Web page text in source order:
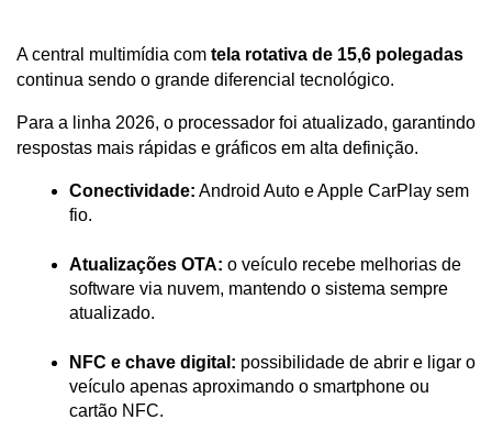
A central multimídia com tela rotativa de 15,6 polegadas
continua sendo o grande diferencial tecnológico.
Para a linha 2026, o processador foi atualizado, garantindo
respostas mais rápidas e gráficos em alta definição.
Conectividade: Android Auto e Apple CarPlay sem
fio.
Atualizações OTA: o veículo recebe melhorias de
software via nuvem, mantendo o sistema sempre
atualizado.
NFC e chave digital: possibilidade de abrir e ligar o
veículo apenas aproximando o smartphone ou
cartão NFC.